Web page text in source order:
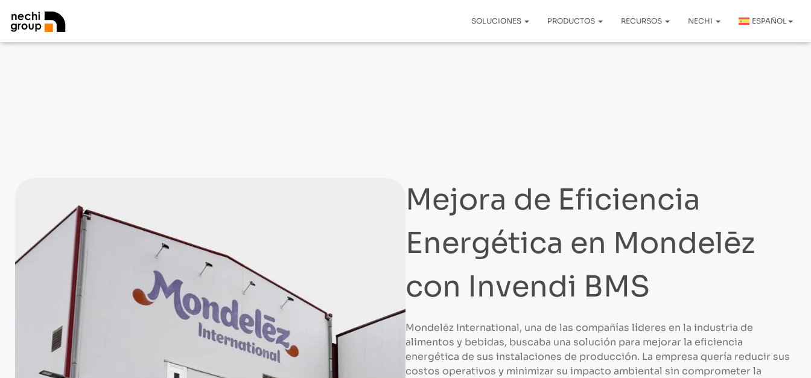
SOLUCIONES PRODUCTOS RECURSOS NECHI ESPAÑOL
Mejora de Eficiencia
Energética en Mondelēz
con Invendi BMS
Mondelēz International, una de las compañías líderes en la industria de
alimentos y bebidas, buscaba una solución para mejorar la eficiencia
energética de sus instalaciones de producción. La empresa quería reducir sus
costos operativos y minimizar su impacto ambiental sin comprometer la